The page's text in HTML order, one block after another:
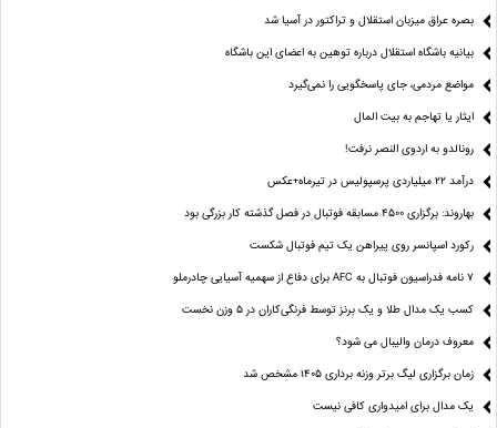
بصره عراق میزبان استقلال و تراکتور در آسیا شد
بیانیه باشگاه استقلال درباره توهین به اعضای این باشگاه
مواضع مردمی، جای پاسخگویی را نمی‌گیرد
ایثار یا تهاجم به بیت المال
رونالدو به اردوی النصر نرفت!
درآمد ۲۲ میلیاردی پرسپولیس در تیرماه+عکس
بهاروند: برگزاری ۴۵۰۰ مسابقه فوتبال در فصل گذشته کار بزرگی بود
رکورد اسپانسر روی پیراهن یک تیم فوتبال شکست
۷ نامه فدراسیون فوتبال به AFC برای دفاع از سهمیه آسیایی چادرملو
کسب یک مدال طلا و یک برنز توسط فرنگی‌کاران در ۵ وزن نخست
معروف درمان والیبال می شود؟
زمان برگزاری لیگ برتر وزنه برداری ۱۴۰۵ مشخص شد
یک مدال برای امیدواری کافی نیست